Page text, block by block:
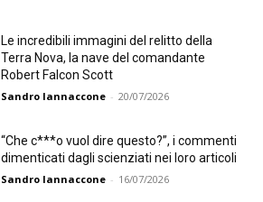
Le incredibili immagini del relitto della
Terra Nova, la nave del comandante
Robert Falcon Scott
Sandro Iannaccone - 20/07/2026
“Che c***o vuol dire questo?”, i commenti
dimenticati dagli scienziati nei loro articoli
Sandro Iannaccone - 16/07/2026